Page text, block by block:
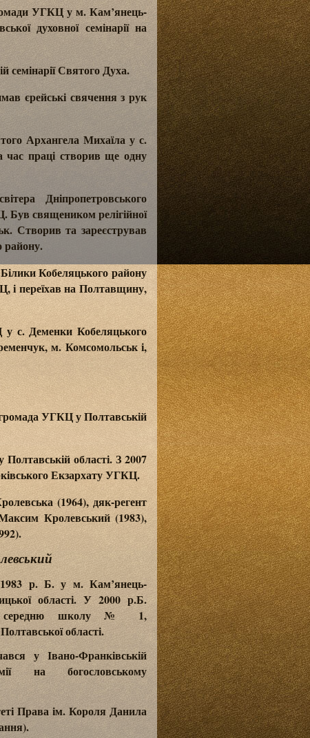
УГКЦ у м. Кам’янець-
духовної семінарії на
семінарії Святого Духа.
єрейські свячення з рук
Архангела Михаїла у с.
час праці створив ще одну
Дніпропетровського
Був священиком релігійної
Створив та зареєстрував
району.
Кобеляцького району
і переїхав на Полтавщину,
у с. Деменки Кобеляцького
м. Комсомольськ і,
УГКЦ у Полтавській
області. З 2007
Екзархату УГКЦ.
(1964), дяк-регент
Кролевський (1983),
левський
р. Б. у м. Кам’янець-
області. У 2000 р.Б.
середню школу № 1,
області.
у Івано-Франківській
на богословському
Права ім. Короля Данила